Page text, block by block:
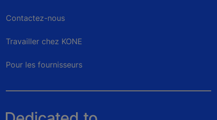
Contactez-nous
Travailler chez KONE
Pour les fournisseurs